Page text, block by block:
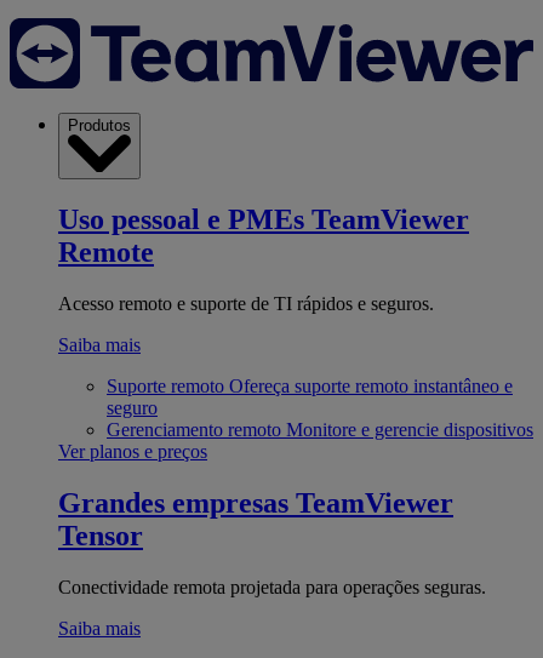
Produtos
Uso pessoal e PMEs TeamViewer
Remote
Acesso remoto e suporte de TI rápidos e seguros.
Saiba mais
Suporte remoto Ofereça suporte remoto instantâneo e
seguro
Gerenciamento remoto Monitore e gerencie dispositivos
Ver planos e preços
Grandes empresas TeamViewer
Tensor
Conectividade remota projetada para operações seguras.
Saiba mais